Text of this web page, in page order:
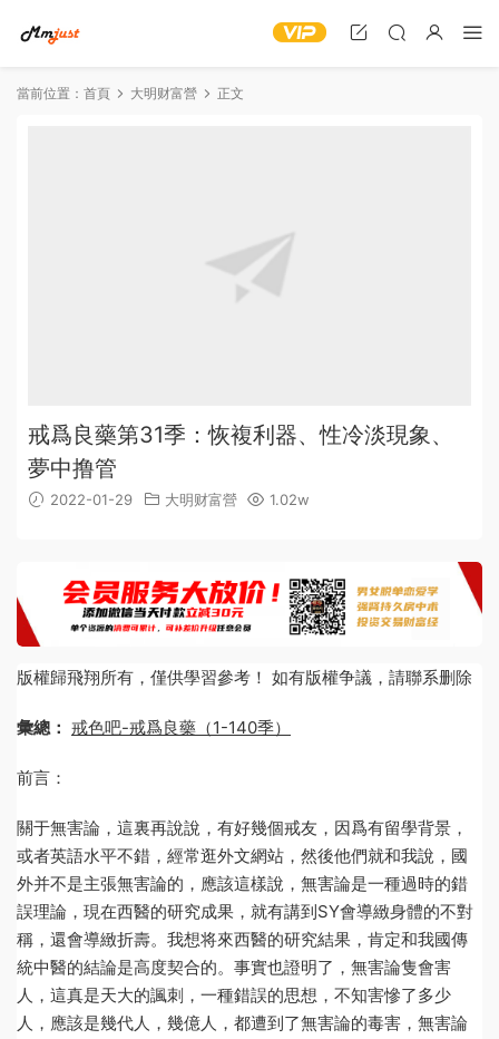
當前位置： 首頁 大明财富營 正文
戒爲良藥第31季：恢複利器、性冷淡現象、
夢中撸管
2022-01-29 大明财富營 1.02w
版權歸飛翔所有，僅供學習參考！ 如有版權争議，請聯系删除
彙總： 戒色吧-戒爲良藥（1-140季）
前言：
關于無害論，這裏再說說，有好幾個戒友，因爲有留學背景，
或者英語水平不錯，經常逛外文網站，然後他們就和我說，國
外并不是主張無害論的，應該這樣說，無害論是一種過時的錯
誤理論，現在西醫的研究成果，就有講到SY會導緻身體的不對
稱，還會導緻折壽。我想将來西醫的研究結果，肯定和我國傳
統中醫的結論是高度契合的。事實也證明了，無害論隻會害
人，這真是天大的諷刺，一種錯誤的思想，不知害慘了多少
人，應該是幾代人，幾億人，都遭到了無害論的毒害，無害論